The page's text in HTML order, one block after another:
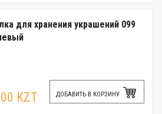
для хранения украшений 099
KZT ДОБАВИТЬ В КОРЗИНУ